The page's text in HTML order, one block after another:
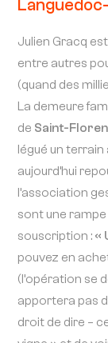
Julien Gracq
entre autres
(quand des
La demeure
de Saint-
légué un terrain
aujourd’hui
l’association
sont une
souscription : «
pouvez en
(l’opération se
apportera pas
droit de dire –